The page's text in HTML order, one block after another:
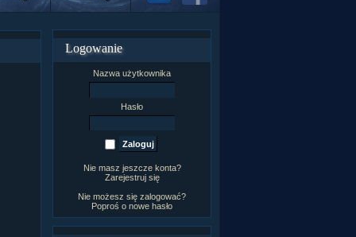
Logowanie
Nazwa użytkownika
Hasło
Nie masz jeszcze konta?
Zarejestruj się
Nie możesz się zalogować?
Poproś o nowe hasło